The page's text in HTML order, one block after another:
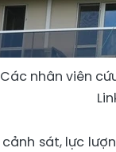
Các nhân viên
cảnh sát, lực